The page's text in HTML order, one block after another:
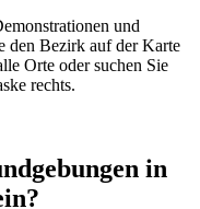
und
den Bezirk auf der Karte
Orte oder suchen Sie
rechts.
in